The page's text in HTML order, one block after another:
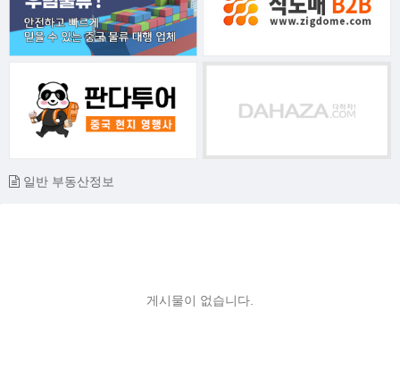
일반 부동산정보
게시물이 없습니다.